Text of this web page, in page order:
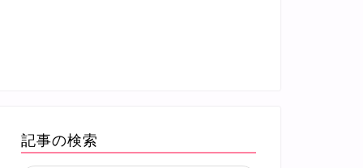
記事の検索